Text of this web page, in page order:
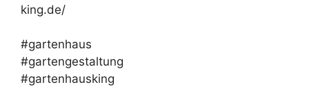
king.de/
#gartenhaus
#gartengestaltung
#gartenhausking